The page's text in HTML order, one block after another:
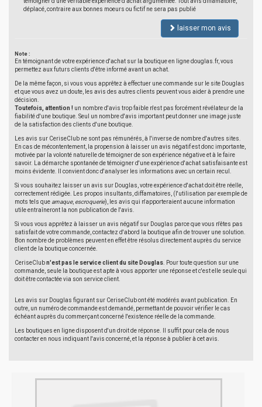
déplacé, contraire aux bonnes moeurs ou fictif ne sera pas publié
laisser mon avis
Note :
En témoignant de votre expérience d'achat sur la boutique en ligne douglas.fr, vous
permettez aux futurs clients d'être informé avant un achat.
De la même façon, si vous vous apprêtez à effectuer une commande sur le site Douglas
et que vous avez un doute, les avis des autres clients peuvent vous aider à prendre une
décision.
Toutefois, attention ! un nombre d'avis trop faible n'est pas forcément révélateur de la
fiabilité d'une boutique. Seul un nombre d'avis important peut donner une image juste
de la satisfaction des clients d'une boutique.
Les avis sur CeriseClub ne sont pas rémunérés, à l'inverse de nombre d'autres sites.
En cas de mécontentement, la propension à laisser un avis négatif est donc importante,
motivée par la volonté naturelle de témoigner de son expérience négative et à le faire
savoir. La démarche spontanée de témoigner d'une expérience d'achat satisfaisante est
moins évidente. Il convient donc d'analyser les informations avec un certain recul.
Si vous souhaitez laisser un avis sur Douglas, votre expérience d'achat doit être réelle,
correctement rédigée. Les propos insultants, diffamatoires, (l'utilisation par exemple de
mots tels que arnaque, escroquerie), les avis qui n'apporteraient aucune information
utile entraîneront la non publication de l'avis.
Si vous vous apprêtez à laisser un avis négatif sur Douglas parce que vous n'êtes pas
satisfait de votre commande, contactez d'abord la boutique afin de trouver une solution.
Bon nombre de problèmes peuvent en effet être résolus directement auprès du service
client de la boutique concernée.
CeriseClubn'est pas le service client du site Douglas . Pour toute question sur une
commande, seule la boutique est apte à vous apporter une réponse et c'est elle seule qui
doit être contactée via son service client.
Les avis sur Douglas figurant sur CeriseClub ont été modérés avant publication. En
outre, un numéro de commande est demandé, permettant de pouvoir vérifier le cas
échéant auprès du commerçant concerné l'existence réelle de la commande.
Les boutiques en ligne disposent d'un droit de réponse. Il suffit pour cela de nous
contacter en nous indiquant l'avis concerné, et la réponse à publier à cet avis.